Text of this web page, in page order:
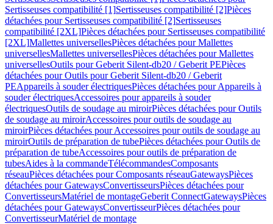
Sertisseuses compatibilité [1]Sertisseuses compatibilité [2]Pièces
détachées pour Sertisseuses compatibilité [2]Sertisseuses
compatibilité [2XL]Pièces détachées pour Sertisseuses compatibilité
[2XL]Mallettes universellesPièces détachées pour Mallettes
universellesMallettes universellesPièces détachées pour Mallettes
universellesOutils pour Geberit Silent-db20 / Geberit PEPièces
détachées pour Outils pour Geberit Silent-db20 / Geberit
PEAppareils à souder électriquesPièces détachées pour Appareils à
souder électriquesAccessoires pour appareils à souder
électriquesOutils de soudage au miroirPièces détachées pour Outils
de soudage au miroirAccessoires pour outils de soudage au
miroirPièces détachées pour Accessoires pour outils de soudage au
miroirOutils de préparation de tubePièces détachées pour Outils de
préparation de tubeAccessoires pour outils de préparation de
tubesAides à la commandeTélécommandesComposants
réseauPièces détachées pour Composants réseauGatewaysPièces
détachées pour GatewaysConvertisseursPièces détachées pour
ConvertisseursMatériel de montageGeberit ConnectGatewaysPièces
détachées pour GatewaysConvertisseurPièces détachées pour
ConvertisseurMatériel de montage